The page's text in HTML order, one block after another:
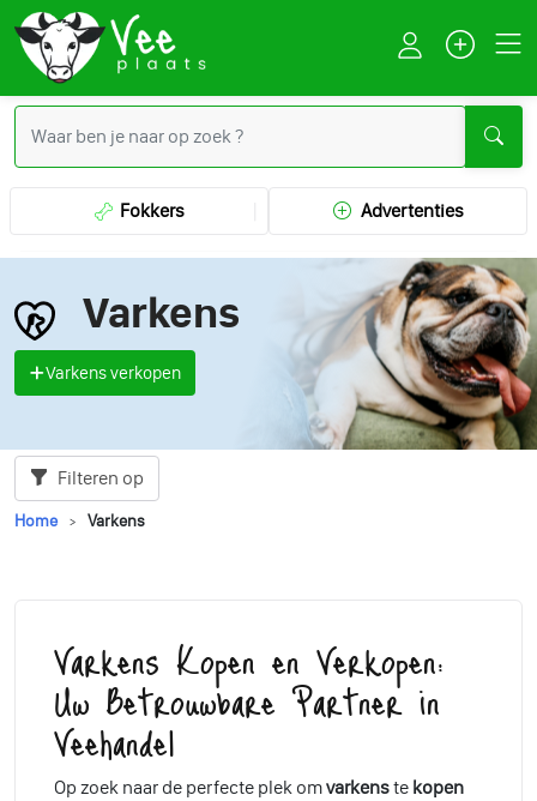
Fokkers Advertenties
Varkens
Varkens verkopen
Filteren op
Home Varkens
Varkens Kopen en Verkopen:
Uw Betrouwbare Partner in
Veehandel
Op zoek naar de perfecte plek omvarkenste kopen